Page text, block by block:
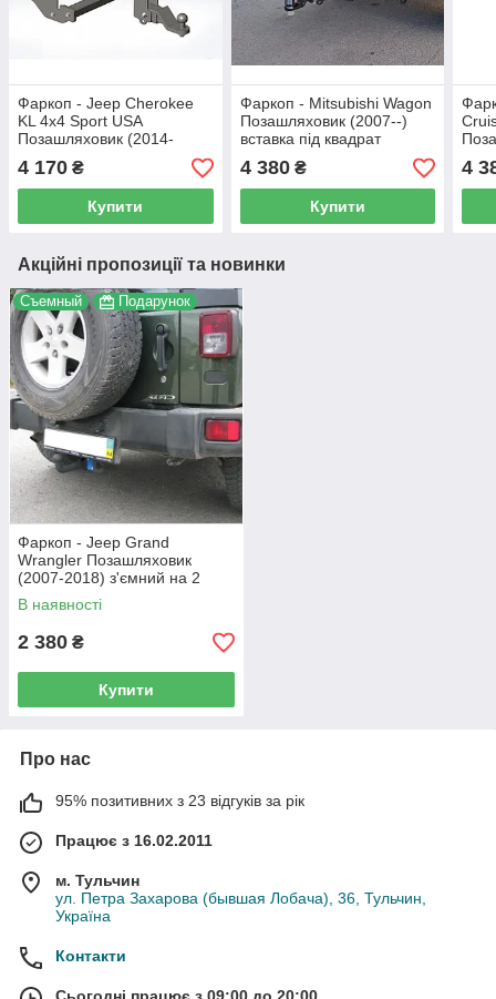
Фаркоп - Jeep Cherokee
KL 4х4 Sport USA
Позашляховик (2014-
2018) вставка під квадрат
4 170 ₴
Купити
Фаркоп - Mitsubishi Wagon
Позашляховик (2007--)
вставка під квадрат
4 380₴
Купити
4
Акційні пропозиції та новинки
Съемный Подарунок
Фаркоп - Jeep Grand
Wrangler Позашляховик
(2007-2018) з'ємний на 2
болтах
В наявності
2 380 ₴
Купити
Про нас
95% позитивних з 23 відгуків за рік
Працює з 16.02.2011
м. Тульчин
ул. Петра Захарова (бывшая Лобача), 36, Тульчин,
Україна
Контакти